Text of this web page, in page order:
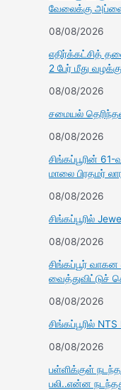
வேலைக்கு
08/08/2026
எதிர்க்கட்சித்
2 பேர் மீது
08/08/2026
சமையல்
08/08/2026
சிங்கப்பூரின்
மாலை பிரதமர்
08/08/2026
சிங்கப்பூரில்
08/08/2026
சிங்கப்பூர்
வைத்துவிட்டுச்
08/08/2026
சிங்கப்பூரில்
08/08/2026
பள்ளிக்குள் நடந்த
பலி..என்ன